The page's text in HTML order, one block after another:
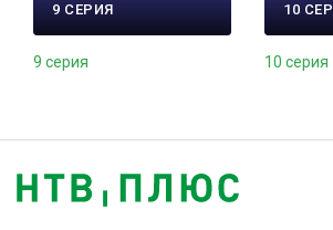
9 СЕРИЯ
9 серия
10
10 серия